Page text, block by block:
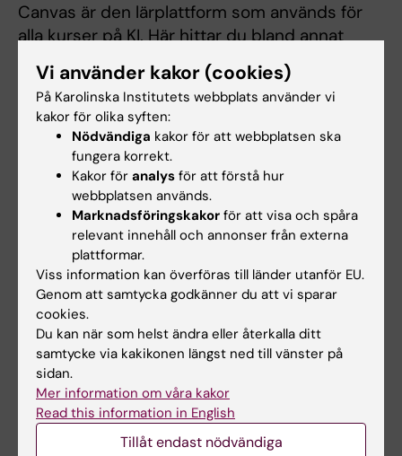
Canvas är den lärplattform som används för
alla kurser på KI. Här hittar du bland annat
kursmaterial, inlämningsuppgifter och kan
hålla kontakten med lärare och med
studenter. Då kursen är webbaserad kommer
all information och kommunikation ske via
lärplattformen Canvas. Du får tillgång till
Canvas genom registreringen i Ladok.
Bekanta dig med lärplattformen innan
kursstart med Canvas studentguide.
Omexamination
Frågor gällande datum för omexamination
och/eller kompletteringstillfällen besvaras av
kursansvarig.
Kursvärdering samt kursanalys
Vi använder kakor (cookies)
På Karolinska Institutets webbplats använder vi
kakor för olika syften:
Nödvändiga kakor för att webbplatsen ska
fungera korrekt.
Kakor för analys för att förstå hur
webbplatsen används.
Marknadsföringskakor för att visa och spåra
relevant innehåll och annonser från externa
plattformar.
Viss information kan överföras till länder utanför EU.
Genom att samtycka godkänner du att vi sparar
cookies.
Du kan när som helst ändra eller återkalla ditt
samtycke via kakikonen längst ned till vänster på
sidan.
Mer information om våra kakor
Read this information in English
Tillåt endast nödvändiga